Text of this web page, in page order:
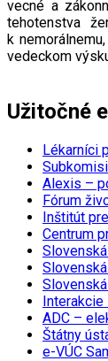
vecné a
tehotenstva
k
vedeckom
Užitočné
Lékarníci
Alexis –
Fórum
Inštitút
Centrum
Interakcie
ADC –
Štátny
e-VÚC